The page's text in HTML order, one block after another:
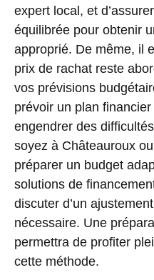
expert local, et
équilibrée pour obtenir
approprié. De même, il
prix de rachat reste
vos prévisions
prévoir un plan
engendrer des
soyez à Châteauroux
préparer un budget
solutions de
discuter d’un
nécessaire. Une
permettra de profiter
cette méthode.